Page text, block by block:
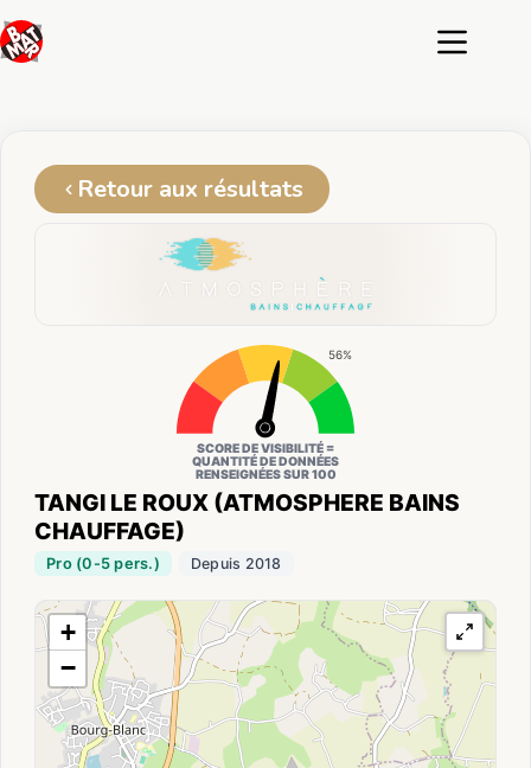
au
contenu
Retour aux résultats
TANGI LE ROUX (ATMOSPHERE BAINS
CHAUFFAGE)
Pro (0-5 pers.) Depuis 2018
56%
SCORE DE VISIBILITÉ =
QUANTITÉ DE DONNÉES
RENSEIGNÉES SUR 100
+
−